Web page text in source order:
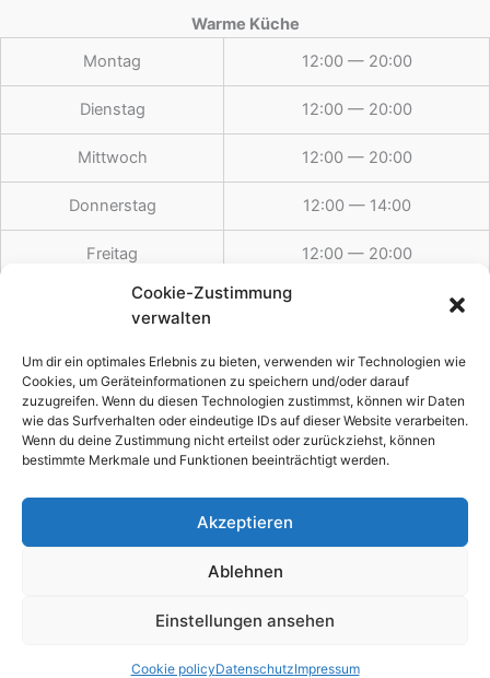
Cookie-Zustimmung
verwalten
Um dir ein optimales Erlebnis zu bieten, verwenden wir Technologien wie
Cookies, um Geräteinformationen zu speichern und/oder darauf
zuzugreifen. Wenn du diesen Technologien zustimmst, können wir Daten
wie das Surfverhalten oder eindeutige IDs auf dieser Website verarbeiten.
Wenn du deine Zustimmung nicht erteilst oder zurückziehst, können
bestimmte Merkmale und Funktionen beeinträchtigt werden.
Akzeptieren
Ablehnen
Einstellungen ansehen
Cookie policyDatenschutzImpressum
Warme Küche
Montag
12:00 — 20:00
Dienstag 12:00 — 20:00
Mittwoch 12:00 — 20:00
Donnerstag 12:00 — 14:00
Freitag 12:00 — 20:00
Samstag
Feiertags 12:00 — 19:30
Copyright © 2026 Weber´s Esszeit
Datenschutz